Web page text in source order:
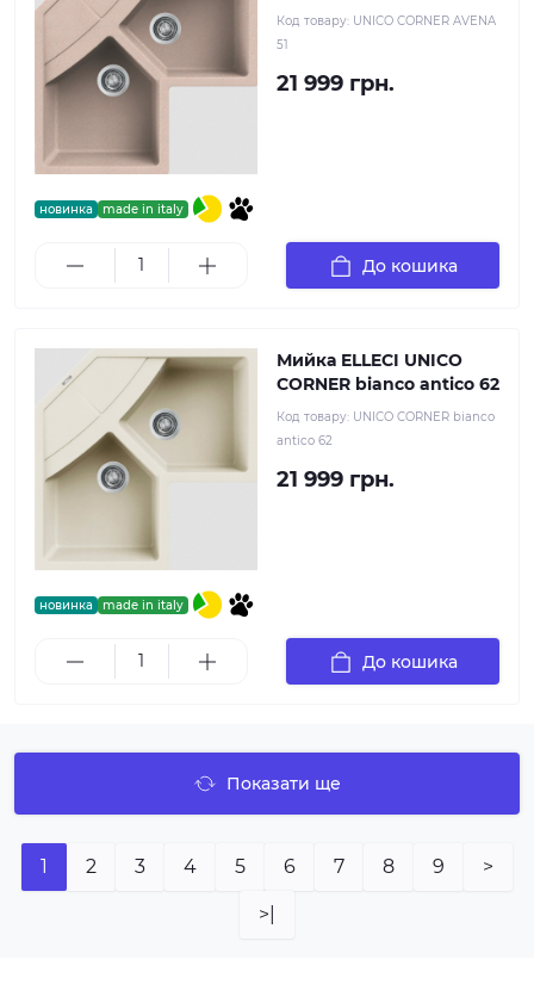
новинка made in italy
Код товару: UNICO CORNER AVENA
51
21 999 грн.
До кошика
новинка made in italy
Мийка ELLECI UNICO
CORNER bianco antico 62
Код товару: UNICO CORNER bianco
antico 62
21 999 грн.
До кошика
Показати ще
1 2 3 4 5 6 7 8 9 >
>|